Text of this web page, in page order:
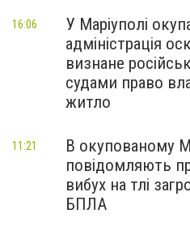
У Маріуполі
адміністрація
визнане
судами право
житло
16:06
В окупованому
повідомляють
вибух на тлі
БПЛА
11:21